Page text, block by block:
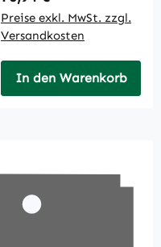
Preise exkl. MwSt. zzgl.
Versandkosten
In den Warenkorb